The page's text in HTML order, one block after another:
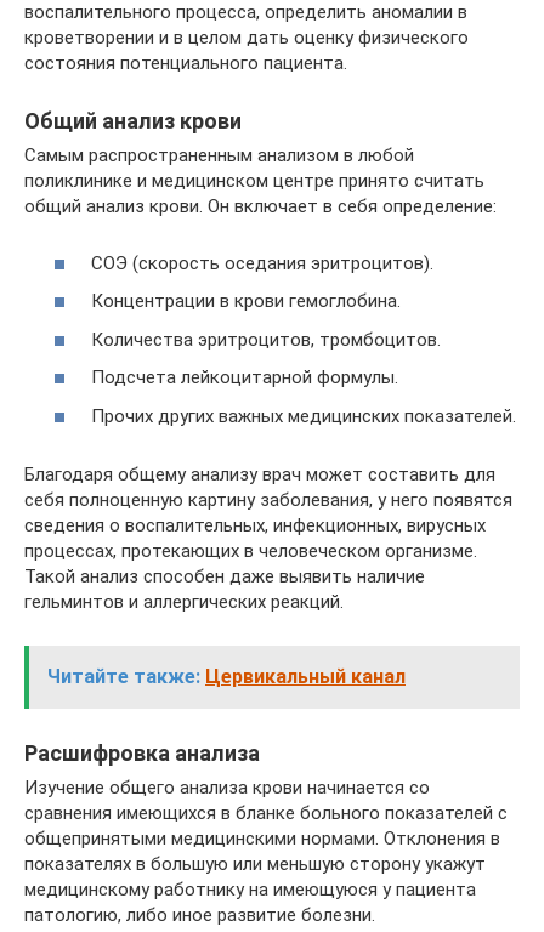
воспалительного процесса, определить аномалии в
кроветворении и в целом дать оценку физического
состояния потенциального пациента.
Общий анализ крови
Самым распространенным анализом в любой
поликлинике и медицинском центре принято считать
общий анализ крови. Он включает в себя определение:
СОЭ (скорость оседания эритроцитов).
Концентрации в крови гемоглобина.
Количества эритроцитов, тромбоцитов.
Подсчета лейкоцитарной формулы.
Прочих других важных медицинских показателей.
Благодаря общему анализу врач может составить для
себя полноценную картину заболевания, у него появятся
сведения о воспалительных, инфекционных, вирусных
процессах, протекающих в человеческом организме.
Такой анализ способен даже выявить наличие
гельминтов и аллергических реакций.
Читайте также: Цервикальный канал
Расшифровка анализа
Изучение общего анализа крови начинается со
сравнения имеющихся в бланке больного показателей с
общепринятыми медицинскими нормами. Отклонения в
показателях в большую или меньшую сторону укажут
медицинскому работнику на имеющуюся у пациента
патологию, либо иное развитие болезни.